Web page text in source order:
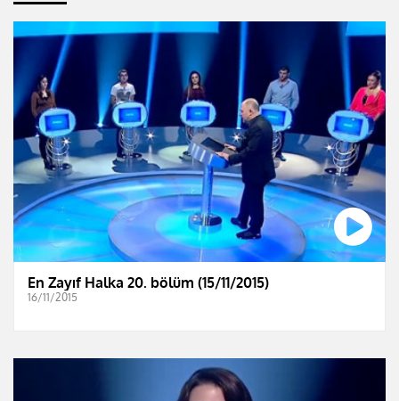
En Zayıf Halka 20. bölüm (15/11/2015)
16/11/2015